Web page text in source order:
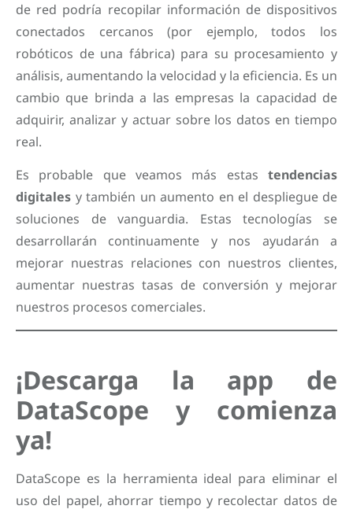
de red podría recopilar información de dispositivos
conectados cercanos (por ejemplo, todos los
robóticos de una fábrica) para su procesamiento y
análisis, aumentando la velocidad y la eficiencia. Es un
cambio que brinda a las empresas la capacidad de
adquirir, analizar y actuar sobre los datos en tiempo
real.
Es probable que veamos más estas tendencias
digitales y también un aumento en el despliegue de
soluciones de vanguardia. Estas tecnologías se
desarrollarán continuamente y nos ayudarán a
mejorar nuestras relaciones con nuestros clientes,
aumentar nuestras tasas de conversión y mejorar
nuestros procesos comerciales.
¡Descarga la app de
DataScope y comienza
ya!
DataScope es la herramienta ideal para eliminar el
uso del papel, ahorrar tiempo y recolectar datos de